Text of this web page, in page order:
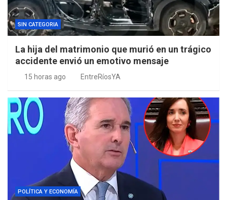
SIN CATEGORIA
La hija del matrimonio que murió en un trágico
accidente envió un emotivo mensaje
15 horas ago EntreRíosYA
POLÍTICA Y ECONOMÍA